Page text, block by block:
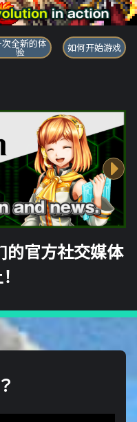
全新的体
验 如何开始游戏
的官方社交媒体